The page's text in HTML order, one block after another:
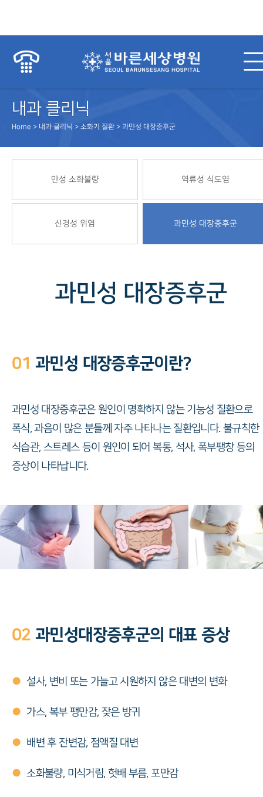
내과 클리닉
Home > 내과 클리닉 > 소화기 질환 > 과민성 대장증후군
만성 소화불량 역류성 식도염
신경성 위염 과민성 대장증후군
과민성 대장증후군
01 과민성 대장증후군이란?
과민성 대장증후군은 원인이 명확하지 않는 기능성 질환으로
폭식, 과음이 많은 분들께 자주 나타나는 질환입니다. 불규칙한
식습관, 스트레스 등이 원인이 되어 복통, 석사, 폭부팽창 등의
증상이 나타납니다.
02 과민성대장증후군의 대표 증상
● 설사, 변비 또는 가늘고 시원하지 않은 대변의 변화
● 가스, 복부 팽만감, 잦은 방귀
● 배변 후 잔변감, 점액질 대변
● 소화불량, 미식거림, 헛배 부름, 포만감